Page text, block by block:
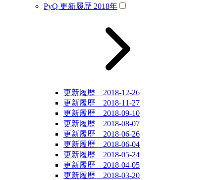
PyQ 更新履歴 2018年
更新履歴 2018-12-26
更新履歴 2018-11-27
更新履歴 2018-09-10
更新履歴 2018-08-07
更新履歴 2018-06-26
更新履歴 2018-06-04
更新履歴 2018-05-24
更新履歴 2018-04-05
更新履歴 2018-03-20